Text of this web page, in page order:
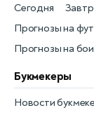
Прогнозы на
Сегодня
Прогнозы на бои
Букмекеры
Новости